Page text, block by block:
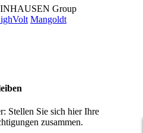
Group
Mangoldt
Stellen Sie sich hier Ihre
zusammen.